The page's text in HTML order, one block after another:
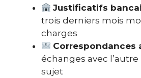
Justificatifs
trois derniers mois
charges
Correspondances
échanges avec
sujet